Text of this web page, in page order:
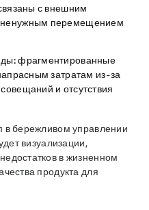
с внешним
перемещением
фрагментированные
затратам из-за
и отсутствия
бережливом управлении
визуализации,
в жизненном
продукта для